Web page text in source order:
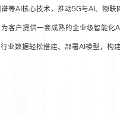
等AI核心技术，推动5G与AI、物联
客户提供一套成熟的企业级智能化
业数据轻松搭建、部署AI模型，构建